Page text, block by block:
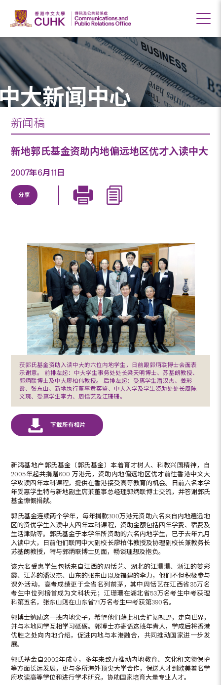
大新闻中心
新闻稿
新地郭氏基金资助内地偏远地区优才入读中大
2007年6月11日
分享
获郭氏基金资助入读中大的六位内地学生，日前跟郭炳联博士会面表
示谢意。 前排左起：中大学生事务处处长梁天明博士、苏基朗教授、
郭炳联博士及中大廖柏伟教授。 后排左起：受惠学生潘汉杰、姜彩
霞、张东山、新地执行董事黄奕鉴、中大入学及学生资助处处长周陈
文琬、受惠学生李力、周恬艺及江珊珊。
新鸿基地产郭氏基金（郭氏基金）本着育才树人、科教兴国精神，自
2005年起共捐赠600 万港元，资助内地偏远地区优才前往香港中文大
学攻读四年本科课程，提供在香港接受高等教育的机会。日前六名本学
年受惠学生特与新地副主席兼董事总经理郭炳联博士交流，并答谢郭氏
基金慷慨捐献。
郭氏基金连续两个学年，每年捐款300万港元资助六名来自内地遍远地
区的资优学生入读中大四年本科课程，资助金额包括四年学费、宿费及
生活津贴等。郭氏基金于本学年所资助的六名内地学生，已于去年九月
入读中大，日前他们联同中大副校长廖柏伟教授及协理副校长兼教务长
苏基朗教授，特与郭炳联博士见面，畅谈理想及抱负。
该六名受惠学生包括来自江西的周恬艺、湖北的江珊珊、浙江的姜彩
霞、江苏的潘汉杰、山东的张东山以及福建的李力，他们不但积极参与
课外活动，高考成绩更于全省名列前茅，其中周恬艺在江西省35万名
考生中位列榜首成为文科状元；江珊珊在湖北省53万名考生中考获理
科第五名，张东山则在山东省71万名考生中考获第390名。
郭博士勉励这一班内地尖子，希望他们藉此机会扩阔视野，走向世界，
并与本地同学互相学习砥砺。郭博士亦寄语这班年青人，学成后将香港
优胜之处向内地介绍，促进内地与本港融合，共同推动国家进一步发
展。
郭氏基金自2002年成立，多年来致力推动内地教育、文化和文物保护
等方面长远发展，更与多所海外顶尖大学合作，保送人才到欧美着名学
府攻读高等学位和进行学术研究，协助国家培育大量专业人才。